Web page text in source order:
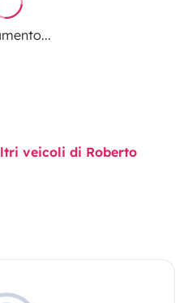
veicoli di Roberto